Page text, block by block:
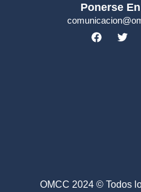
Ponerse
OMCC 2024 © Todos